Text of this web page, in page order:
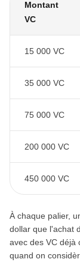
Montant
VC
15 000 VC
35 000 VC
75 000 VC
200 000 VC
450 000 VC
À chaque palier,
dollar que l'achat
avec des VC
quand on